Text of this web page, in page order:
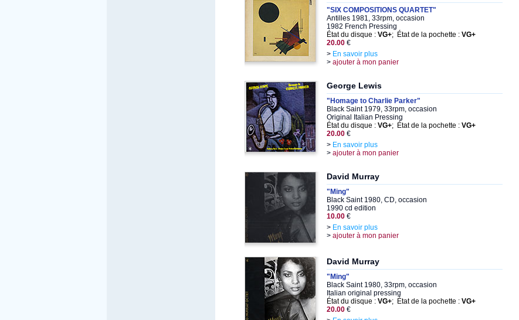
"SIX COMPOSITIONS QUARTET"
Antilles 1981, 33rpm, occasion
1982 French Pressing
État du disque : VG+; État de la pochette : VG+
20.00 €
> En savoir plus
> ajouter à mon panier
George Lewis
"Homage to Charlie Parker"
Black Saint 1979, 33rpm, occasion
Original Italian Pressing
État du disque : VG+; État de la pochette : VG+
20.00 €
> En savoir plus
> ajouter à mon panier
David Murray
"Ming"
Black Saint 1980, CD, occasion
1990 cd edition
10.00 €
> En savoir plus
> ajouter à mon panier
David Murray
"Ming"
Black Saint 1980, 33rpm, occasion
Italian original pressing
État du disque : VG+; État de la pochette : VG+
20.00 €